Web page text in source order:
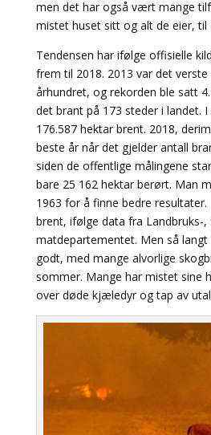
men det har også vært mange
mistet huset sitt og alt de eier, til
Tendensen har ifølge offisielle
frem til 2018. 2013 var det
århundret, og rekorden ble satt
det brant på 173 steder i landet. I
176.587 hektar brent. 2018,
beste år når det gjelder antall
siden de offentlige målingene
bare 25 162 hektar berørt. Man
1963 for å finne bedre
brent, ifølge data fra Landbruks-,
matdepartementet. Men så langt
godt, med mange alvorlige
sommer. Mange har mistet sine
over døde kjæledyr og tap av